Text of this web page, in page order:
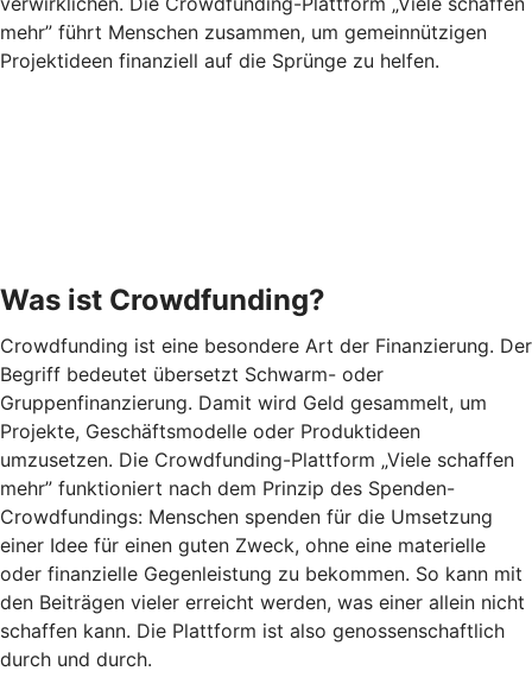
mehr” führt Menschen zusammen, um gemeinnützigen
Projektideen finanziell auf die Sprünge zu helfen.
Was ist Crowdfunding?
Crowdfunding ist eine besondere Art der Finanzierung. Der
Begriff bedeutet übersetzt Schwarm- oder
Gruppenfinanzierung. Damit wird Geld gesammelt, um
Projekte, Geschäftsmodelle oder Produktideen
umzusetzen. Die Crowdfunding-Plattform „Viele schaffen
mehr” funktioniert nach dem Prinzip des Spenden-
Crowdfundings: Menschen spenden für die Umsetzung
einer Idee für einen guten Zweck, ohne eine materielle
oder finanzielle Gegenleistung zu bekommen. So kann mit
den Beiträgen vieler erreicht werden, was einer allein nicht
schaffen kann. Die Plattform ist also genossenschaftlich
durch und durch.